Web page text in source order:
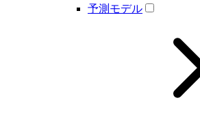
予測モデル